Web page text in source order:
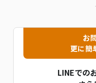
お
更に簡
LINEでの